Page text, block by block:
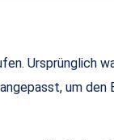
Ursprünglich
um